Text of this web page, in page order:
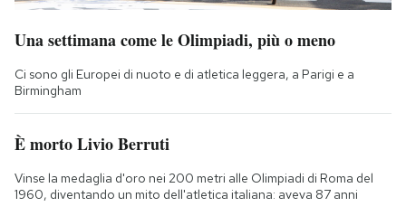
Una settimana come le Olimpiadi, più o meno
Ci sono gli Europei di nuoto e di atletica leggera, a Parigi e a
Birmingham
È morto Livio Berruti
Vinse la medaglia d'oro nei 200 metri alle Olimpiadi di Roma del
1960, diventando un mito dell'atletica italiana: aveva 87 anni